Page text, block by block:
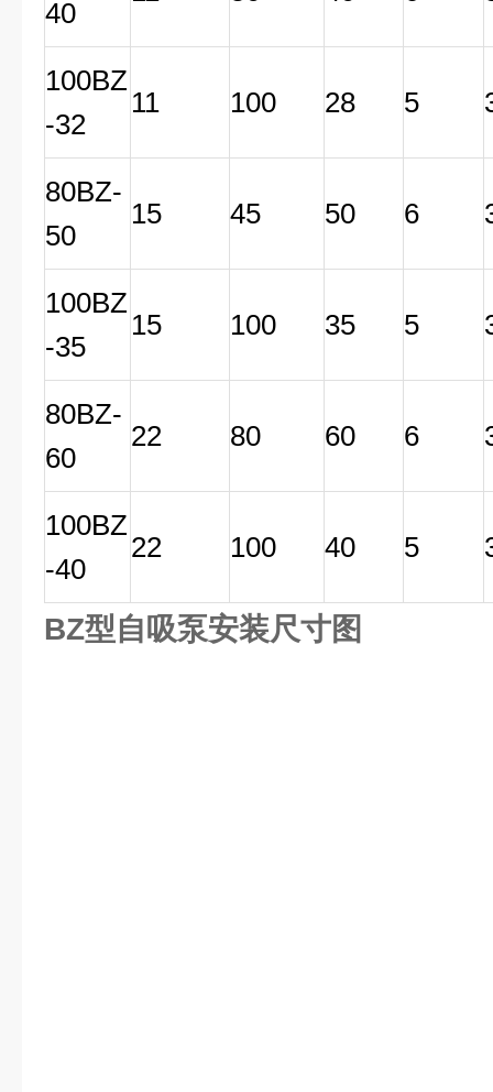
40
100BZ
-32
11 100 28 5
80BZ-
50
15 45 50 6
100BZ
-35
15 100 35 5
80BZ-
60
22 80 60 6
100BZ
-40
22 100 40 5
BZ型自吸泵安装尺寸图